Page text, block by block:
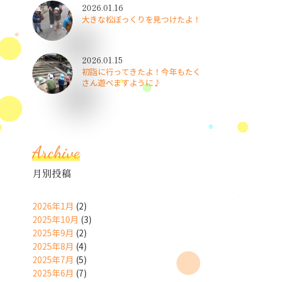
2026.01.16
大きな松ぼっくりを見つけたよ！
2026.01.15
初詣に行ってきたよ！今年もたく
さん遊べますように♪
Archive
月別投稿
2026年1月 (2)
2025年10月 (3)
2025年9月 (2)
2025年8月 (4)
2025年7月 (5)
2025年6月 (7)